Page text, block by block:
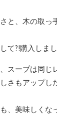
と、木の取っ
て?!購入しまし
スープは同じ
さもアップし
、美味しくな